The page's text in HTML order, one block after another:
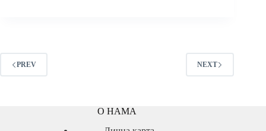
PREV NEXT
О НАМА